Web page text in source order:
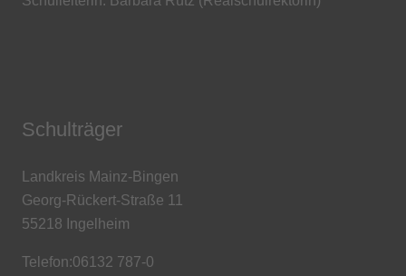
Schulträger
Landkreis Mainz-Bingen
Georg-Rückert-Straße 11
55218 Ingelheim
Telefon:06132 787-0